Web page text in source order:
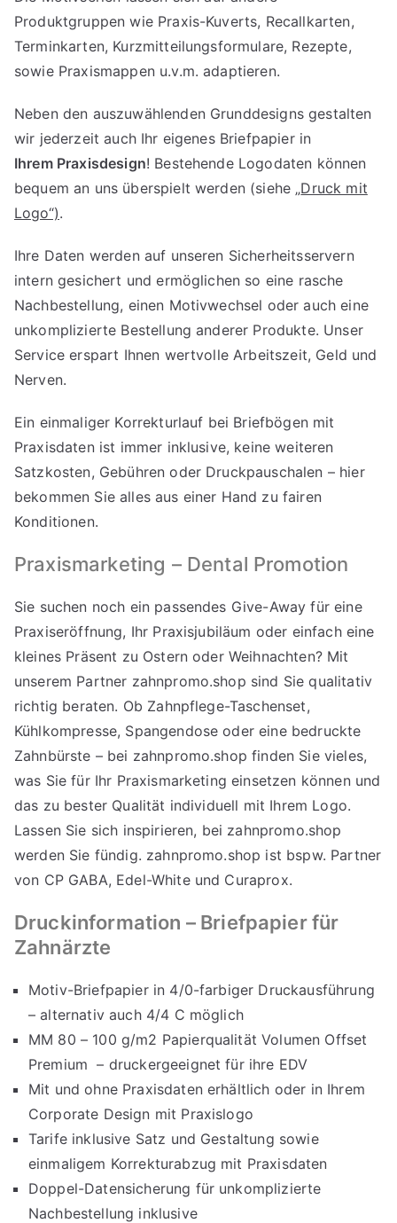
Produktgruppen wie Praxis-Kuverts, Recallkarten,
Terminkarten, Kurzmitteilungsformulare, Rezepte,
sowie Praxismappen u.v.m. adaptieren.
Neben den auszuwählenden Grunddesigns gestalten
wir jederzeit auch Ihr eigenes Briefpapier in
Ihrem Praxisdesign! Bestehende Logodaten können
bequem an uns überspielt werden (siehe „Druck mit
Logo“).
Ihre Daten werden auf unseren Sicherheitsservern
intern gesichert und ermöglichen so eine rasche
Nachbestellung, einen Motivwechsel oder auch eine
unkomplizierte Bestellung anderer Produkte. Unser
Service erspart Ihnen wertvolle Arbeitszeit, Geld und
Nerven.
Ein einmaliger Korrekturlauf bei Briefbögen mit
Praxisdaten ist immer inklusive, keine weiteren
Satzkosten, Gebühren oder Druckpauschalen – hier
bekommen Sie alles aus einer Hand zu fairen
Konditionen.
Praxismarketing – Dental Promotion
Sie suchen noch ein passendes Give-Away für eine
Praxiseröffnung, Ihr Praxisjubiläum oder einfach eine
kleines Präsent zu Ostern oder Weihnachten? Mit
unserem Partner zahnpromo.shop sind Sie qualitativ
richtig beraten. Ob Zahnpflege-Taschenset,
Kühlkompresse, Spangendose oder eine bedruckte
Zahnbürste – bei zahnpromo.shop finden Sie vieles,
was Sie für Ihr Praxismarketing einsetzen können und
das zu bester Qualität individuell mit Ihrem Logo.
Lassen Sie sich inspirieren, bei zahnpromo.shop
werden Sie fündig. zahnpromo.shop ist bspw. Partner
von CP GABA, Edel-White und Curaprox.
Druckinformation – Briefpapier für
Zahnärzte
Motiv-Briefpapier in 4/0-farbiger Druckausführung
– alternativ auch 4/4 C möglich
MM 80 – 100 g/m2 Papierqualität Volumen Offset
Premium – druckergeeignet für ihre EDV
Mit und ohne Praxisdaten erhältlich oder in Ihrem
Corporate Design mit Praxislogo
Tarife inklusive Satz und Gestaltung sowie
einmaligem Korrekturabzug mit Praxisdaten
Doppel-Datensicherung für unkomplizierte
Nachbestellung inklusive